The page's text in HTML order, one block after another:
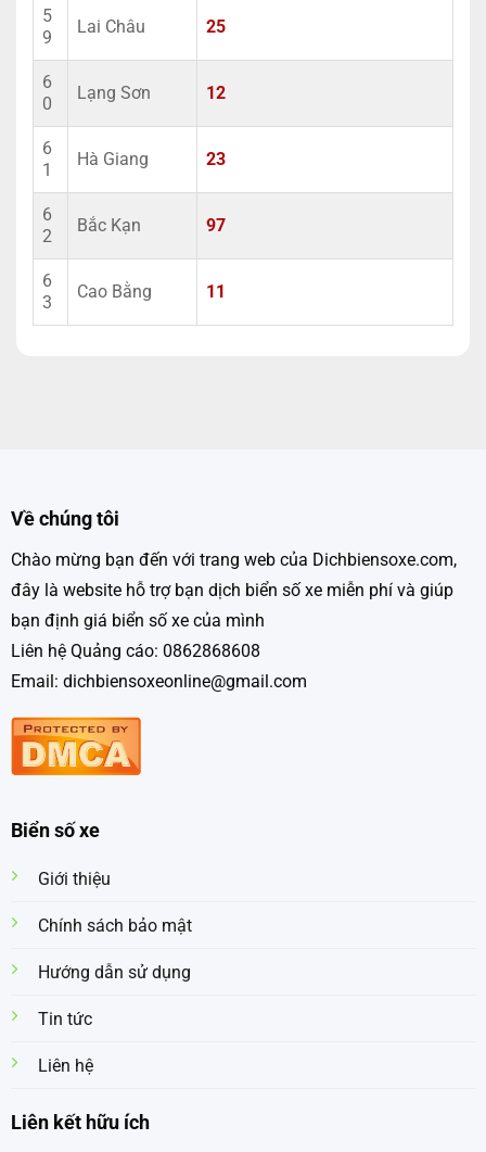
5
9
Lai Châu 25
6
0
Lạng Sơn 12
6
1
Hà Giang 23
6
2
Bắc Kạn 97
6
3
Cao Bằng 11
Về chúng tôi
Chào mừng bạn đến với trang web của Dichbiensoxe.com,
đây là website hỗ trợ bạn dịch biển số xe miễn phí và giúp
bạn định giá biển số xe của mình
Liên hệ Quảng cáo: 0862868608
Email: dichbiensoxeonline@gmail.com
Biển số xe
Giới thiệu
Chính sách bảo mật
Hướng dẫn sử dụng
Tin tức
Liên hệ
Liên kết hữu ích